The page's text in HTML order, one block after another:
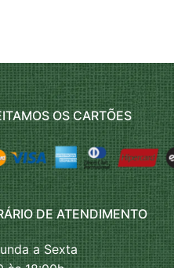
OS CARTÕES
DE ATENDIMENTO
a Sexta